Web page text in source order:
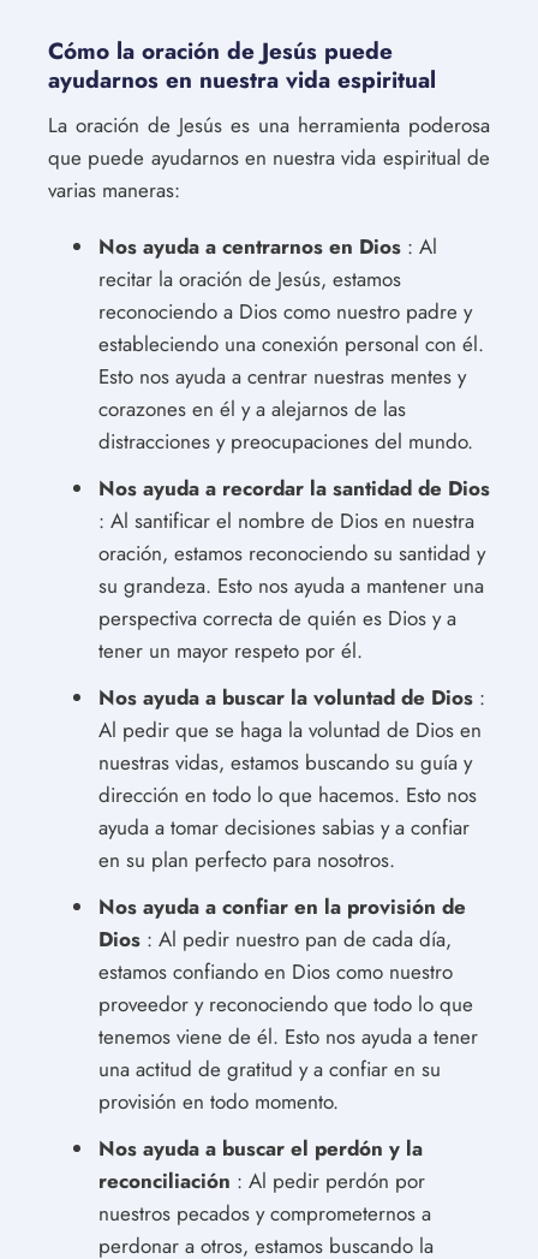
Cómo la oración de Jesús puede
ayudarnos en nuestra vida espiritual
La oración de Jesús es una herramienta poderosa
que puede ayudarnos en nuestra vida espiritual de
varias maneras:
Nos ayuda a centrarnos en Dios : Al
recitar la oración de Jesús, estamos
reconociendo a Dios como nuestro padre y
estableciendo una conexión personal con él.
Esto nos ayuda a centrar nuestras mentes y
corazones en él y a alejarnos de las
distracciones y preocupaciones del mundo.
Nos ayuda a recordar la santidad de Dios
: Al santificar el nombre de Dios en nuestra
oración, estamos reconociendo su santidad y
su grandeza. Esto nos ayuda a mantener una
perspectiva correcta de quién es Dios y a
tener un mayor respeto por él.
Nos ayuda a buscar la voluntad de Dios :
Al pedir que se haga la voluntad de Dios en
nuestras vidas, estamos buscando su guía y
dirección en todo lo que hacemos. Esto nos
ayuda a tomar decisiones sabias y a confiar
en su plan perfecto para nosotros.
Nos ayuda a confiar en la provisión de
Dios : Al pedir nuestro pan de cada día,
estamos confiando en Dios como nuestro
proveedor y reconociendo que todo lo que
tenemos viene de él. Esto nos ayuda a tener
una actitud de gratitud y a confiar en su
provisión en todo momento.
Nos ayuda a buscar el perdón y la
reconciliación : Al pedir perdón por
nuestros pecados y comprometernos a
perdonar a otros, estamos buscando la